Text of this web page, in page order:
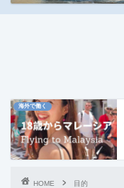
海外で働く
HOME 目的